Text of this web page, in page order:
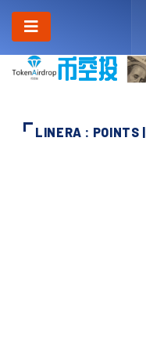
LINERA : POINTS |